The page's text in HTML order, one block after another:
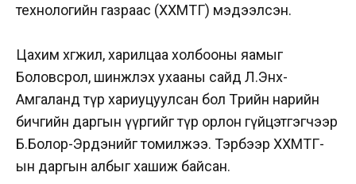
технологийн газраас (ХХМТГ) мэдээлсэн.
Цахим хөгжил, харилцаа холбооны яамыг
Боловсрол, шинжлэх ухааны сайд Л.Энх-
Амгаланд түр хариуцуулсан бол Төрийн нарийн
бичгийн даргын үүргийг түр орлон гүйцэтгэгчээр
Б.Болор-Эрдэнийг томилжээ. Тэрбээр ХХМТГ-
ын даргын албыг хашиж байсан.